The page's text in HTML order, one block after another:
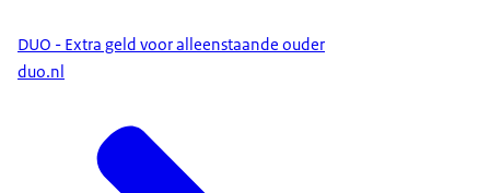
DUO - Extra geld voor alleenstaande ouder
duo.nl